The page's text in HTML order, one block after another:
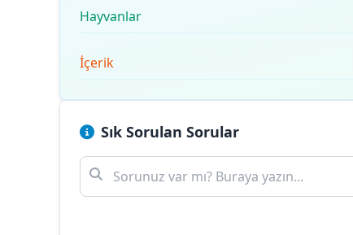
Hayvanlar
İçerik
Sık Sorulan Sorular